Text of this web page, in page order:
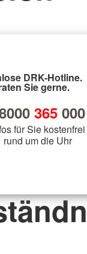
DRK-Hotline.
Sie gerne.
365000
für Sie kostenfrei
rund um die Uhr